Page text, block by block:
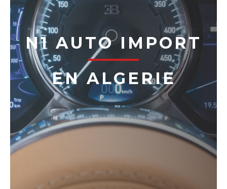
N1 AUTO IMPORT
EN ALGERIE